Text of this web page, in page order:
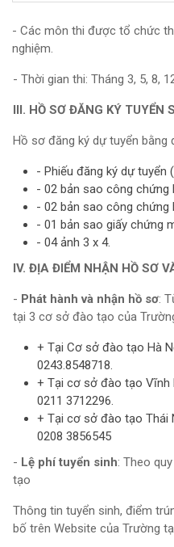
- Các môn thi được tổ chức
nghiệm.
- Thời gian thi: Tháng 3, 5, 8,
III. HỒ SƠ ĐĂNG KÝ TUYỂN
Hồ sơ đăng ký dự tuyển bằng
- Phiếu đăng ký dự tuyển
- 02 bản sao công chứng
- 02 bản sao công chứng
- 01 bản sao giấy chứng
- 04 ảnh 3 x 4.
IV. ĐỊA ĐIỂM NHẬN HỒ SƠ
- Phát hành và nhận hồ sơ:
tại 3 cơ sở đào tạo của
+ Tại Cơ sở đào tạo Hà
0243.8548718.
+ Tại cơ sở đào tạo Vĩnh
0211 3712296.
+ Tại cơ sở đào tạo Thái
0208 3856545
- Lệ phí tuyển sinh: Theo
tạo
Thông tin tuyển sinh, điểm
bố trên Website của Trường